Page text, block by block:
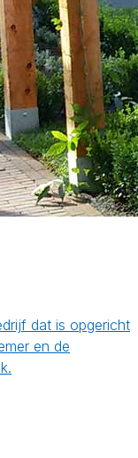
dat is opgericht
en de